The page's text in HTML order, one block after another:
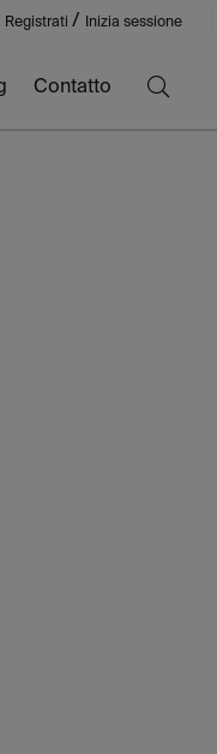
Registrati / Inizia sessione
Contatto